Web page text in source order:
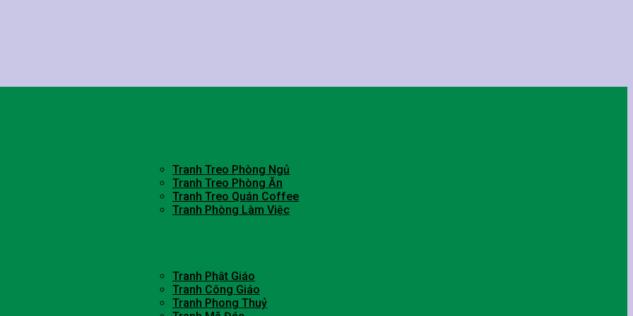
Tranh Treo Phòng Ngủ
Tranh Treo Phòng Ăn
Tranh Treo Quán Coffee
Tranh Phòng Làm Việc
Tranh Phật Giáo
Tranh Công Giáo
Tranh Phong Thuỷ